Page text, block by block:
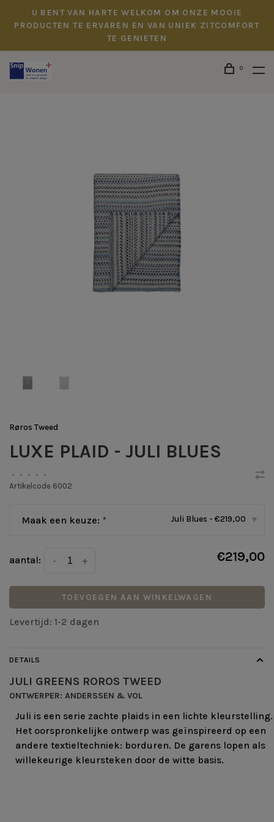
U BENT VAN HARTE WELKOM OM ONZE MOOIE
PRODUCTEN TE ERVAREN EN VAN UNIEK ZITCOMFORT
TE GENIETEN
0
Røros Tweed
LUXE PLAID - JULI BLUES
• • • •
•
Artikelcode 6002
Maak een keuze: * Juli Blues - €219,00 ▾
aantal: +
- €219,00
TOEVOEGEN AAN WINKELWAGEN
Levertijd: 1-2 dagen
DETAILS
JULI GREENS ROROS TWEED
ONTWERPER: ANDERSSEN & VOL
Juli is een serie zachte plaids in een lichte kleurstelling.
Het oorspronkelijke ontwerp was geïnspireerd op een
andere textieltechniek: borduren. De garens lopen als
willekeurige kleursteken door de witte basis.